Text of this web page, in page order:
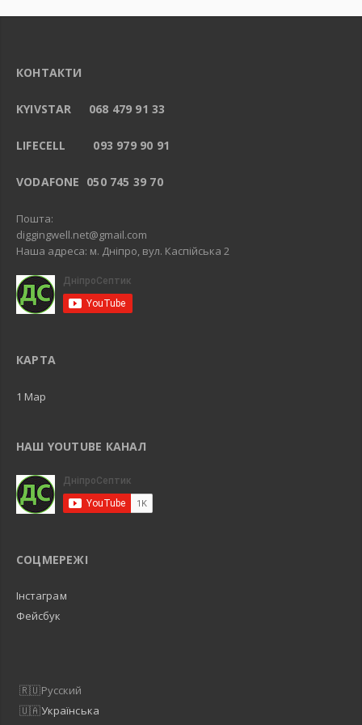
КОНТАКТИ
KYIVSTAR 068 479 91 33
LIFECELL 093 979 90 91
VODAFONE 050 745 39 70
Пошта:
diggingwell.net@gmail.com
Наша адреса: м. Дніпро, вул. Каспійська 2
КАРТА
1 Map
НАШ YOUTUBE КАНАЛ
СОЦМЕРЕЖІ
Інстаграм
Фейсбук
Русский
Українська